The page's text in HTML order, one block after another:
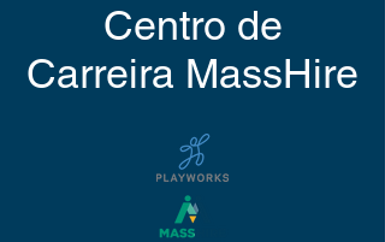
Centro de
Carreira MassHire